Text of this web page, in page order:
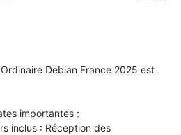
Debian France 2025 est
importantes :
inclus : Réception des